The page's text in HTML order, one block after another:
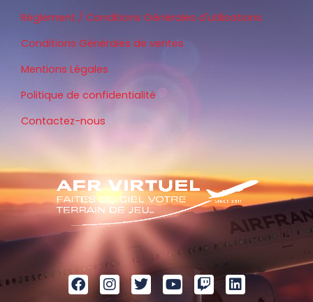
Règlement / Conditions Générales d'utilisations
Conditions Générales de ventes
Mentions Légales
Politique de confidentialité
Contactez-nous